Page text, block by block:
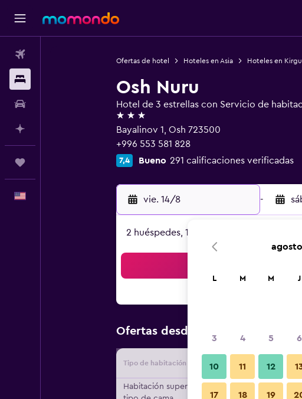
Ofertas de hotel Hoteles en Asia Hoteles en
Osh Nuru
Hotel de 3 estrellas con Servicio de
3 estrellas
Bayalinov 1, Osh 723500
+996 553 581 828
7,4 Bueno 291 calificaciones verificadas
vie. 14/8 -
2 huéspedes, 1 habitación
Ofertas desde Oferta más
Tipo de habitación Proveedor
Habitación superior,
L M M J
3 4 5 6
10 11 12
17 18 19